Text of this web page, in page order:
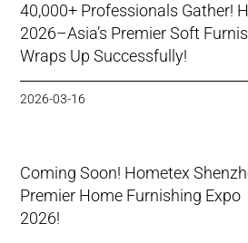
40,000+ Professionals Gather!
2026–Asia’s Premier Soft
Wraps Up Successfully!
2026-03-16
Coming Soon! Hometex
Premier Home Furnishing
2026!